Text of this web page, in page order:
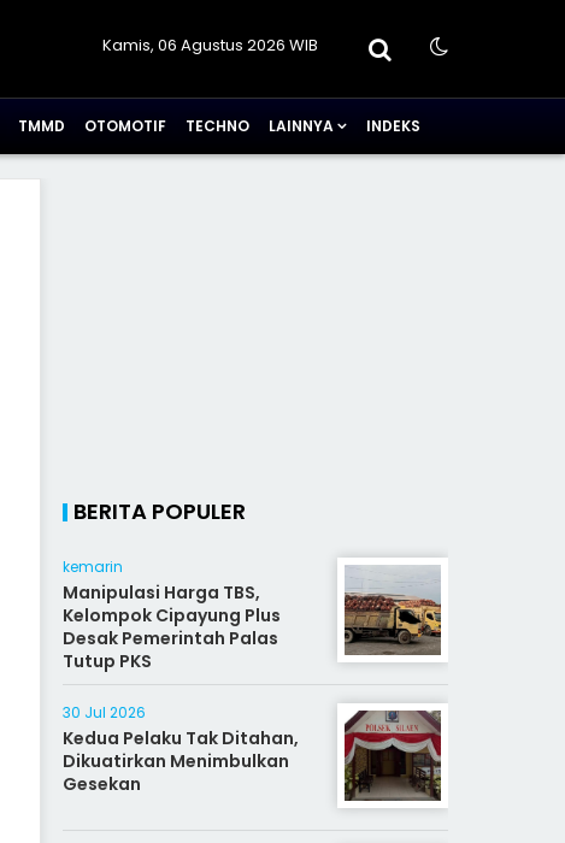
Kamis, 06 Agustus 2026 WIB
TMMD OTOMOTIF TECHNO LAINNYA INDEKS
BERITA POPULER
kemarin
Manipulasi Harga TBS,
Kelompok Cipayung Plus
Desak Pemerintah Palas
Tutup PKS
30 Jul 2026
Kedua Pelaku Tak Ditahan,
Dikuatirkan Menimbulkan
Gesekan